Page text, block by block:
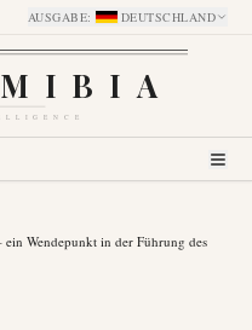
AUSGABE: DEUTSCHLAND
Wendepunkt in der Führung des